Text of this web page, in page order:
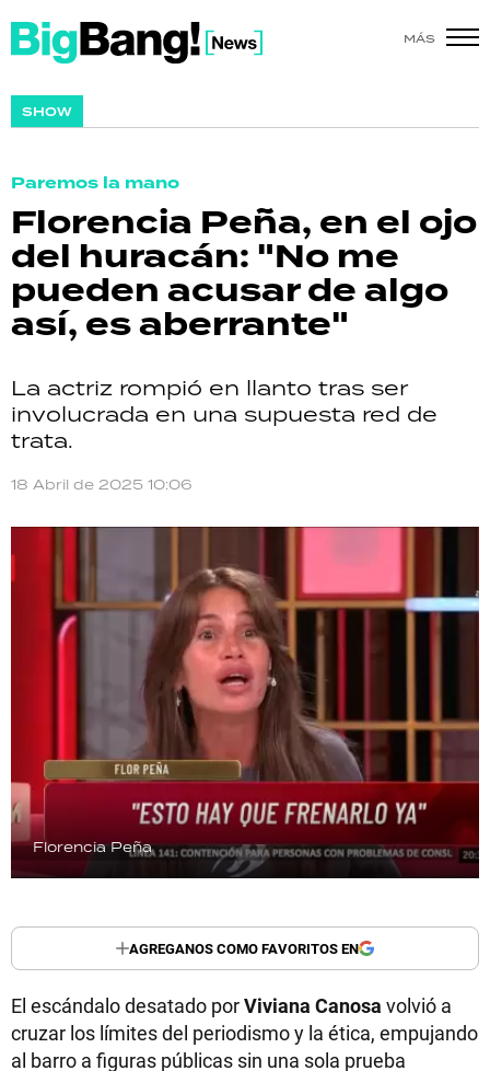
MÁS
SHOW
Paremos la mano
Florencia Peña, en el ojo
del huracán: "No me
pueden acusar de algo
así, es aberrante"
La actriz rompió en llanto tras ser
involucrada en una supuesta red de
trata.
18 Abril de 2025 10:06
Florencia Peña
AGREGANOS COMO FAVORITOS EN
El escándalo desatado porViviana Canosa volvió a
cruzar los límites del periodismo y la ética, empujando
al barro a figuras públicas sin una sola prueba
SHOW
ACTUALIDAD
POLICIALES
ECONOMÍA
SALUD
DEPORTES
TECNOLOGÍA
RECETAS
HORÓSCOPO
Seguinos